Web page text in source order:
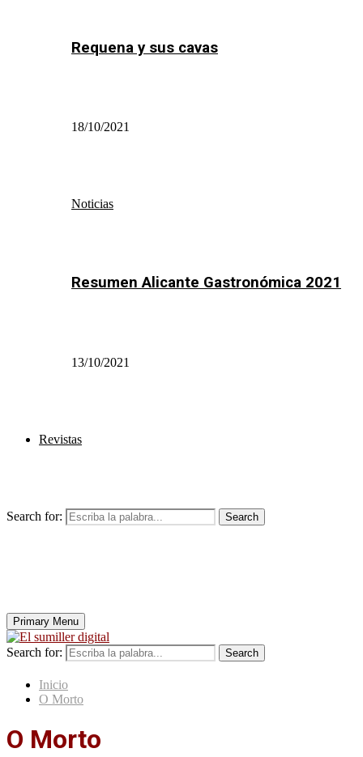
Requena y sus cavas
18/10/2021
Noticias
Resumen Alicante Gastronómica 2021
13/10/2021
Revistas
Search for: Search
Primary Menu
Search for: Search
Inicio
O Morto
O Morto